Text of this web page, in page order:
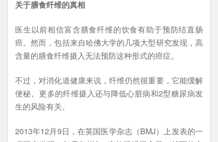
关于膳食纤维的真相
医生以前相信富含膳食纤维的饮食有助于预防结直肠
癌。然而，包括来自哈佛大学的几项大型研究发现，高
含量的膳食纤维摄入无法预防这种形式的癌症。
不过，对消化道健康来说，纤维仍然很重要，它能缓解
便秘。更多的纤维摄入还与降低心脏病和2型糖尿病发
生的风险有关。
2013年12月9日，在英国医学杂志（BMJ）上发表的一